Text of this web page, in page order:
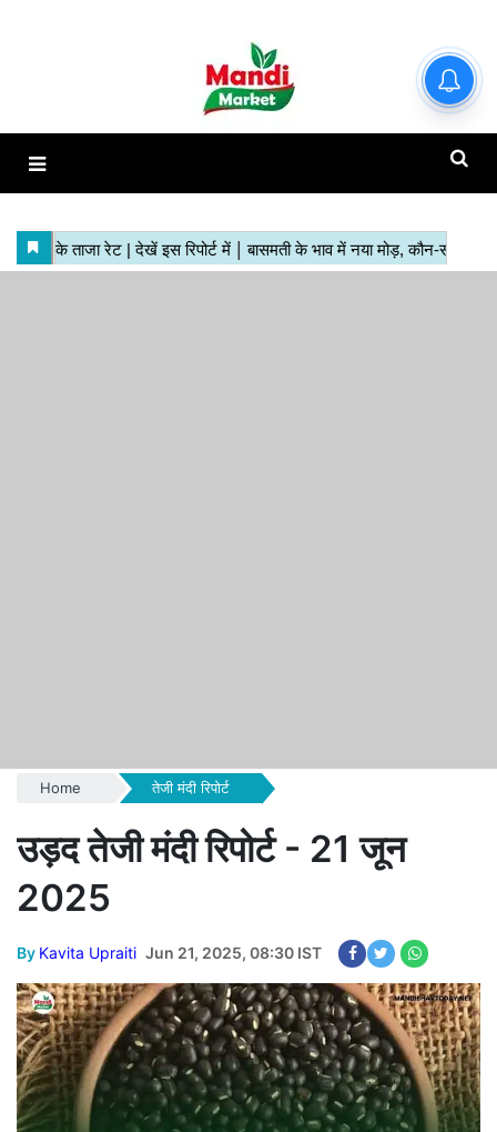
Home तेजी मंदी रिपोर्ट
उड़द तेजी मंदी रिपोर्ट - 21 जून
2025
By Kavita Upraiti Jun 21, 2025, 08:30 IST
हाजिर मंडियों के ताजा रेट | देखें इस
रिपोर्ट में